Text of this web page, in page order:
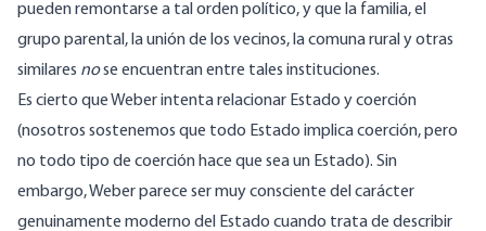
pueden remontarse a tal orden político, y que la familia, el
grupo parental, la unión de los vecinos, la comuna rural y otras
similares nose encuentran entre tales instituciones.
Es cierto que Weber intenta relacionar Estado y coerción
(nosotros sostenemos que todo Estado implica coerción, pero
no todo tipo de coerción hace que sea un Estado). Sin
embargo, Weber parece ser muy consciente del carácter
genuinamente moderno del Estado cuando trata de describir